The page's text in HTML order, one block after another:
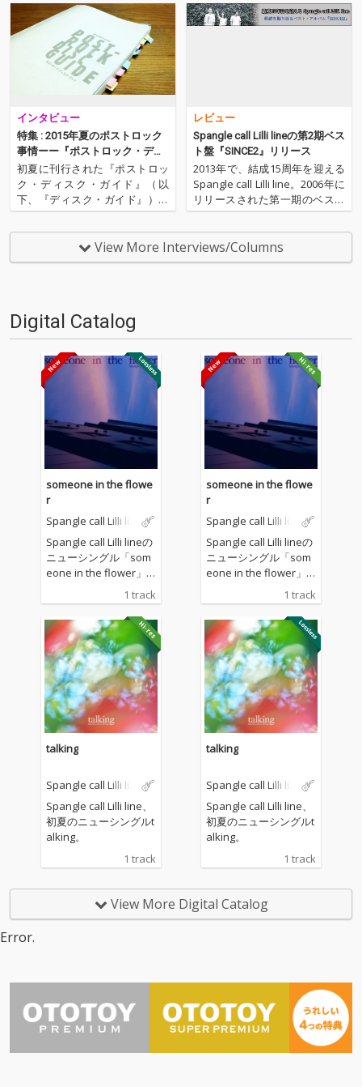
インタビュー
特集 : 2015年夏のポストロック
事情ーー『ポストロック・ディ
スクガイド』とその後のシーン
初夏に刊行された『ポストロッ
ク・ディスク・ガイド』（以
下、『ディスク・ガイド』）、
それと呼応するようにポストロ
ックの重要バンドのリリースが
続いているーーtoe、mouse on
the keys、te'らの新作が相次い
レビュー
Spangle call Lilli lineの第2期ベス
ト盤『SINCE2』リリース
2013年で、結成15周年を迎える
Spangle call Lilli line。2006年に
リリースされた第一期のベスト
盤『SINCE』以降の音源を中心
にセレクトされた第二期ベスト
盤『SINCE2』がリリースされ
た。''Spangle call Lill…
View More Interviews/Columns
Digital Catalog
someone in the flowe
r
Spangle call Lilli lin
Spangle call Lilli lineの
ニューシングル「som
eone in the flower」
たりな清涼感ある1
曲。
1 track
someone in the flowe
r
Spangle call Lilli lin
Spangle call Lilli lineの
ニューシングル「som
eone in the flower」
がリリース。夏にぴっ
たりな清涼感ある1
曲。
1 track
talking
Spangle call Lilli lin
Spangle call Lilli line、
初夏のニューシングルt
alking。
1 track
talking
Spangle call Lilli lin
Spangle call Lilli line、
初夏のニューシングルt
alking。
1 track
View More Digital Catalog
Error.